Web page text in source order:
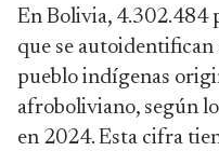
En Bolivia, 4.302.484
que se
pueblo indígenas
afroboliviano, según
en 2024. Esta cifra